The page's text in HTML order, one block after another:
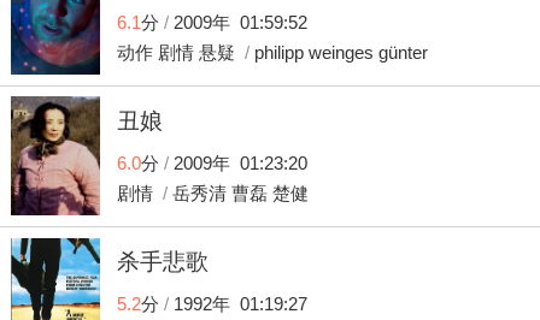
宵宝殿，祥云飘渺的瑶池仙境，金镶玉砌的东海龙宫等棚内
场景，又有风光倚丽的园林妙景，名山绝胜以及扬名远近的
寺刹道观。。。把奇妙的故事和瑰丽的景色结合在一起，极
大的丰富了本片的可观赏性。 该片众多演员的出色表演更是
赢得广大观众的认可，使得这部电视剧成为中国电视剧的一
个经典，也是今年来大家津津乐道的一个影视佳品，适合全
家老少一起观赏。 《西游记》以丰富瑰奇想象描写了师徒四
人遥远西方取经途上和穷山恶水冒险斗争历程并将所经历千
难万险形象化为妖魔鬼怪所设置八十一难以动物幻化有情精
怪生动地表现了无情山川险阻并以降妖伏魔歌颂了取经人排
除艰难战斗精神一部人战胜自然凯歌 遥远古代东方傲来国有
一座花果山山上有一块仙石吸收日月精华内育仙胞一日迸裂
6.1分 /2009年 01:59:52
动作 剧情 悬疑 / philipp weinges günter
丑娘
6.0分 /2009年 01:23:20
剧情 / 岳秀清 曹磊 楚健
杀手悲歌
5.2分 /1992年 01:19:27